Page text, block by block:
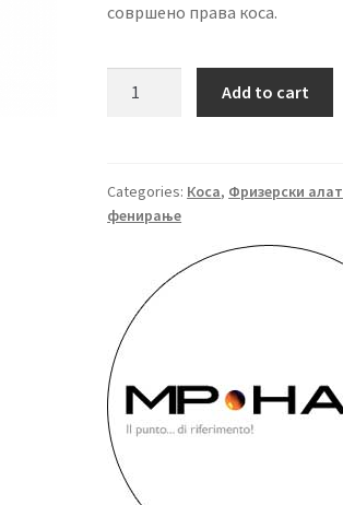
совршено права коса.
12
мм
Add to cart
Categories: Коса, Фризерски алат
фенирање